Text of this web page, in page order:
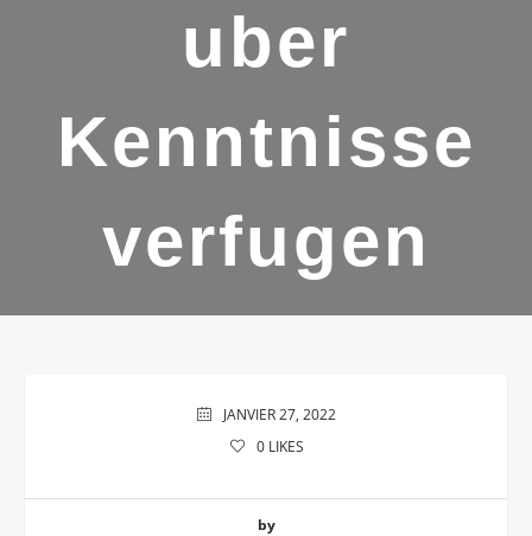
uber
Kenntnisse
verfugen
JANVIER 27, 2022
0LIKES
by